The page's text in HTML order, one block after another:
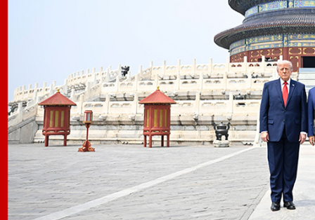
生態環境 一帶一路
大國展會 大國保險 雲頂對話 雲
CCTV.節目官網 直播 節目單 欄目 片庫